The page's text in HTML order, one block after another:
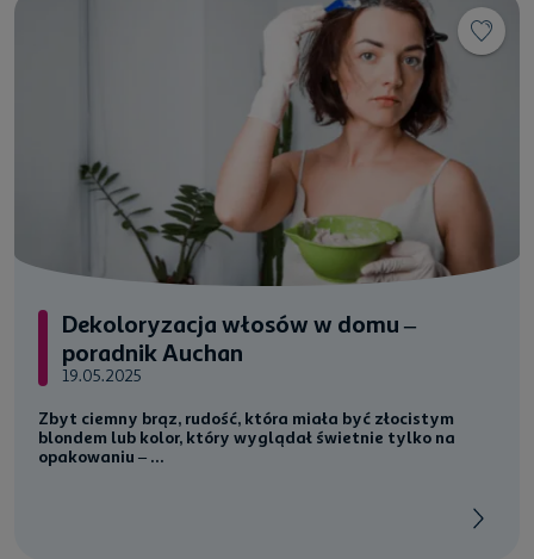
Dekoloryzacja włosów w domu –
poradnik Auchan
19.05.2025
Zbyt ciemny brąz, rudość, która miała być złocistym
blondem lub kolor, który wyglądał świetnie tylko na
opakowaniu – ...